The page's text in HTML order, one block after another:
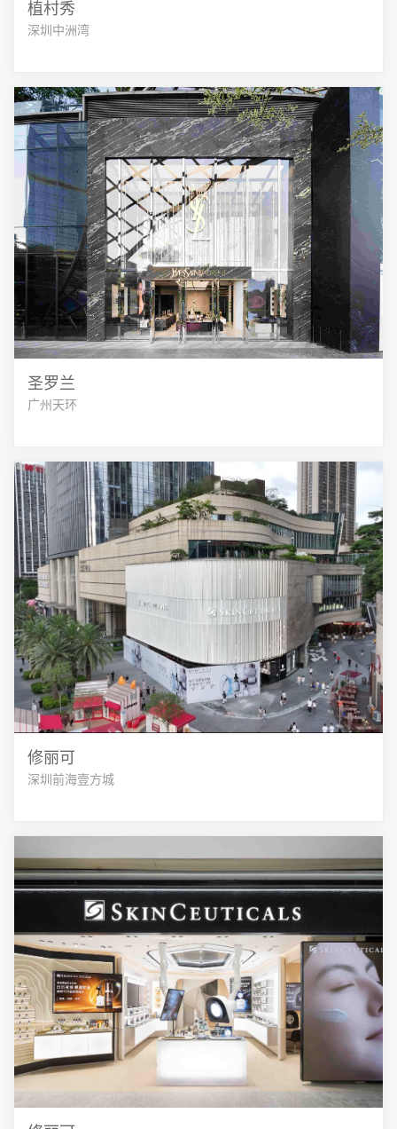
植村秀
深圳中洲湾
圣罗兰
广州天环
修丽可
深圳前海壹方城